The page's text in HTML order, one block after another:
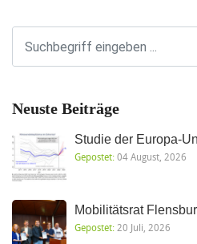
Neuste Beiträge
Studie der Europa-
Gepostet:04 August, 2026
Mobilitätsrat
Gepostet: 20 Juli, 2026